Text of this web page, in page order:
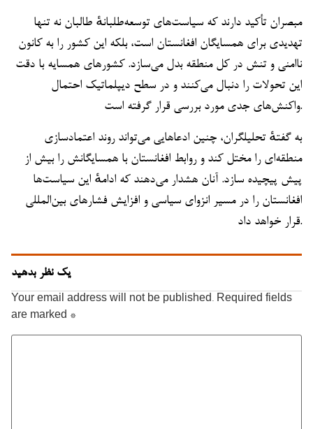
مبصران تأکید دارند که سیاست‌های توسعه‌طلبانهٔ طالبان نه تنها
تهدیدی برای همسایگان افغانستان است، بلکه این کشور را به کانون
ناامنی و تنش در کل منطقه بدل می‌سازد. کشورهای همسایه با دقت
این تحولات را دنبال می‌کنند و در سطح دیپلماتیک احتمال
واکنش‌های جدی مورد بررسی قرار گرفته است.
به گفتهٔ تحلیلگران، چنین ادعاهایی می‌تواند روند اعتمادسازی
منطقه‌ای را مختل کند و روابط افغانستان با همسایگانش را بیش از
پیش پیچیده سازد. آنان هشدار می‌دهند که ادامهٔ این سیاست‌ها
افغانستان را در مسیر انزوای سیاسی و افزایش فشارهای بین‌المللی
قرار خواهد داد.
یک نظر بدهید
Your email address will not be published. Required fields
are marked *